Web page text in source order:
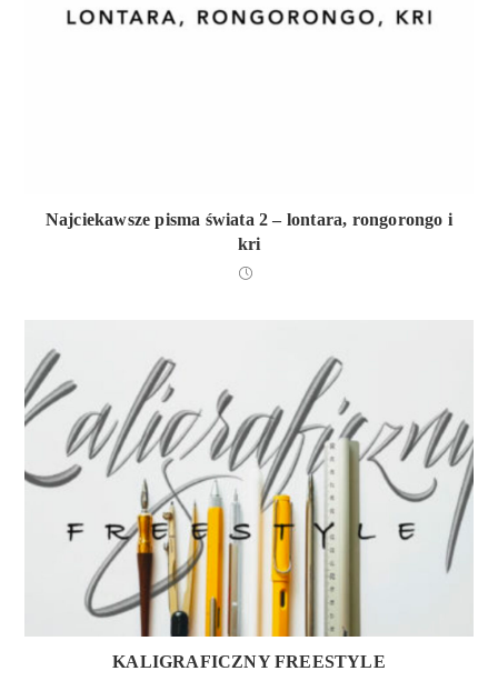
Najciekawsze pisma świata 2 – lontara, rongorongo i
kri
KALIGRAFICZNY FREESTYLE